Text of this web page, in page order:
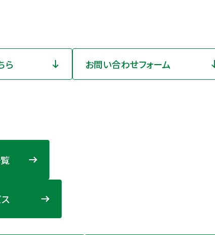
ら お問い合わせフォーム